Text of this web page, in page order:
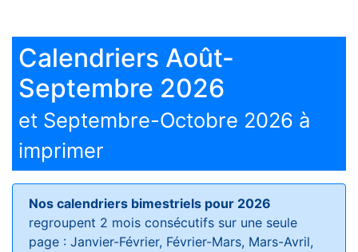
Calendriers Août-
Septembre 2026
et Septembre-Octobre 2026 à
imprimer
Nos calendriers bimestriels pour 2026
regroupent 2 mois consécutifs sur une seule
page : Janvier-Février, Février-Mars, Mars-Avril,